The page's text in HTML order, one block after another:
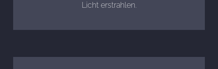
Licht erstrahlen.